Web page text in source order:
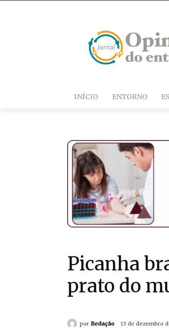
INÍCIO ENTORNO
Picanha
prato do
por Redação 13 de dezembro